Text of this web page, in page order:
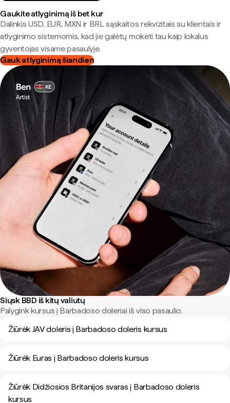
Gaukite atlyginimą iš bet kur
Dalinkis USD, EUR, MXN ir BRL sąskaitos rekvizitais su klientais ir
atlyginimo sistemomis, kad jie galėtų mokėti tau kaip lokalus
gyventojas visame pasaulyje.
Gauk atlyginimą šiandien
Siųsk BBD iš kitų valiutų
Palygink kursus į Barbadoso doleriai iš viso pasaulio.
Žiūrėk JAV doleris į Barbadoso doleris kursus
Žiūrėk Euras į Barbadoso doleris kursus
Žiūrėk Didžiosios Britanijos svaras į Barbadoso doleris
kursus